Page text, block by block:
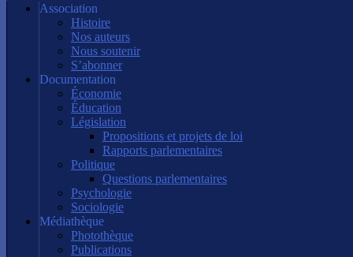
Association
Histoire
Nos auteurs
Nous soutenir
S’abonner
Documentation
Économie
Éducation
Législation
Propositions et projets de loi
Rapports parlementaires
Politique
Questions parlementaires
Psychologie
Sociologie
Médiathèque
Photothèque
Publications